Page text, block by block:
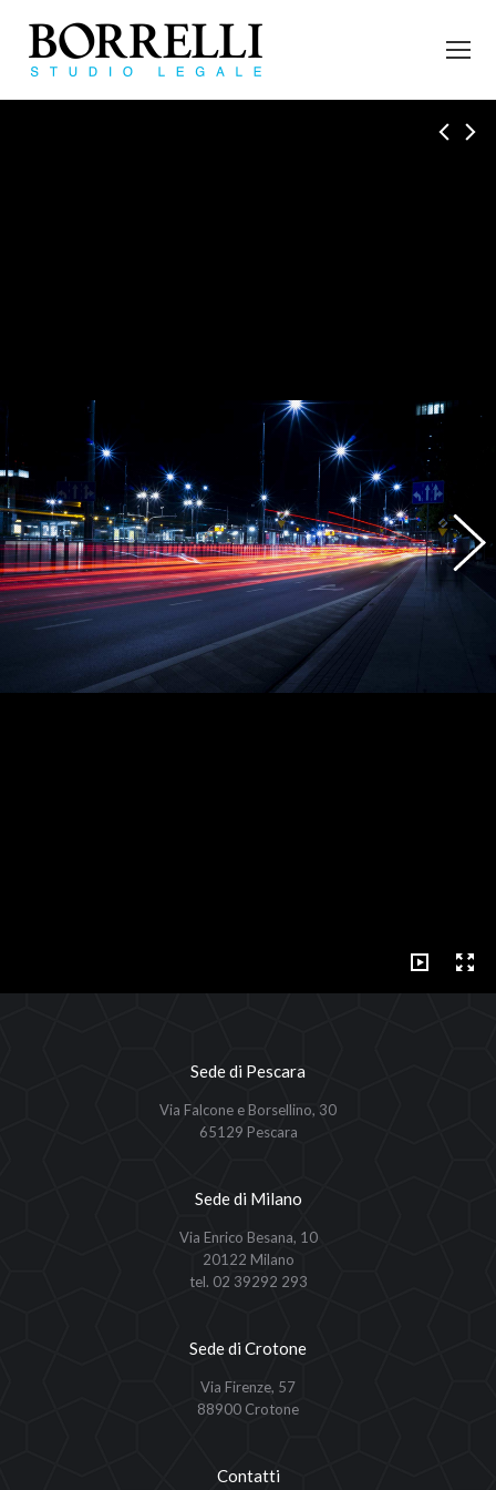
Sede di Pescara
Via Falcone e Borsellino, 30
65129 Pescara
Sede di Milano
Via Enrico Besana, 10
20122 Milano
tel. 02 39292 293
Sede di Crotone
Via Firenze, 57
88900 Crotone
Contatti